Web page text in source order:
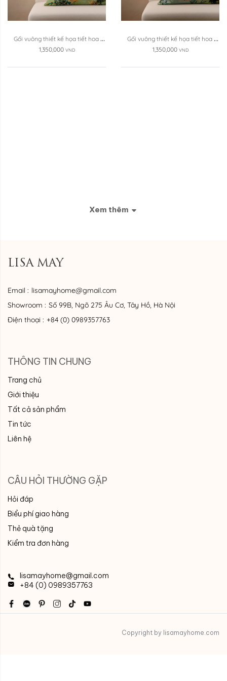
Gối vuông thiết kế họa tiết hoa
mẫu đơn vàng ...
1,350,000 VND
Gối vuông thiết kế họa tiết hoa
mẫu đơn vàng ...
1,350,000 VND
Xem thêm
LISA MAY
Email : lisamayhome@gmail.com
Showroom : Số 99B, Ngõ 275 Âu Cơ, Tây Hồ, Hà Nội
Điện thoại : +84 (0) 0989357763
THÔNG TIN CHUNG
Trang chủ
Giới thiệu
Tất cả sản phẩm
Tin tức
Liên hệ
CÂU HỎI THƯỜNG GẶP
Hỏi đáp
Biểu phí giao hàng
Thẻ quà tặng
Kiểm tra đơn hàng
lisamayhome@gmail.com
+84 (0) 0989357763
Copyright by lisamayhome.com